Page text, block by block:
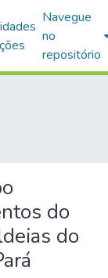
Navegue
no
repositório
do
do